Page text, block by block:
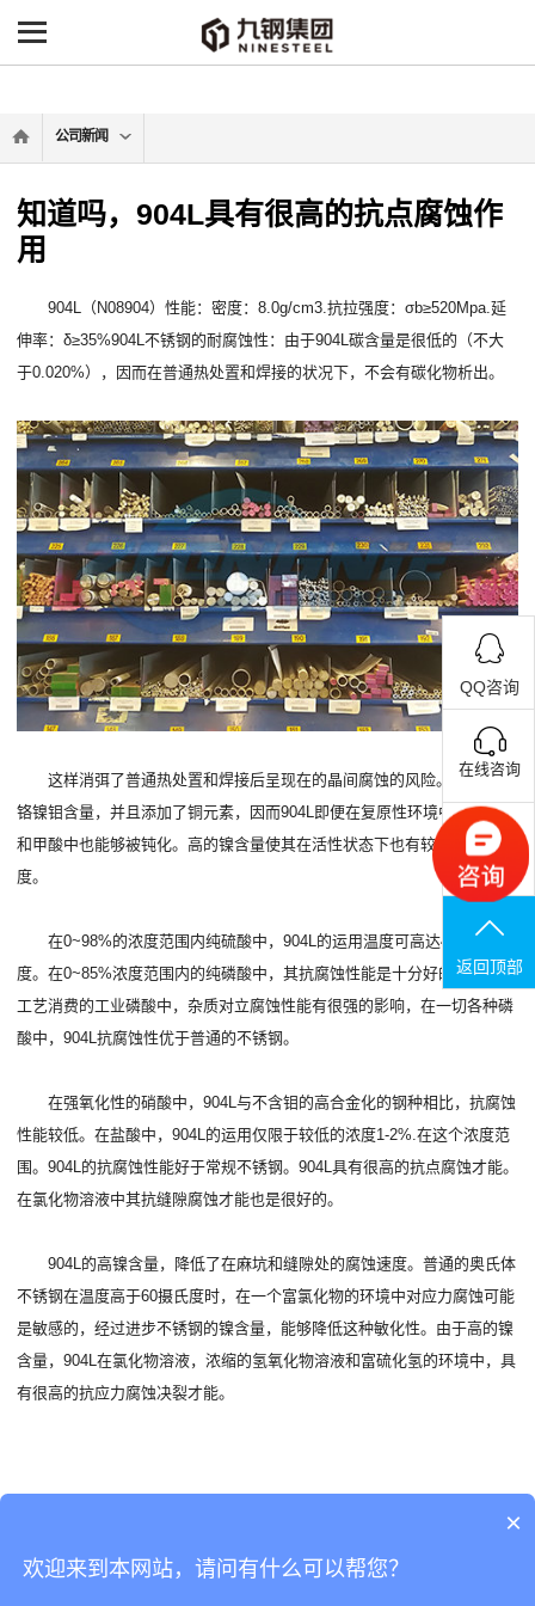
-->
公司新闻
知道吗，904L具有很高的抗点腐蚀作
用
904L（N08904）性能：密度：8.0g/cm3.抗拉强度：σb≥520Mpa.延
伸率：δ≥35%904L不锈钢的耐腐蚀性：由于904L碳含量是很低的（不大
于0.020%），因而在普通热处置和焊接的状况下，不会有碳化物析出。
这样消弭了普通热处置和焊接后呈现在的晶间腐蚀的风险。由于高的
铬镍钼含量，并且添加了铜元素，因而904L即便在复原性环境中，如硫酸
和甲酸中也能够被钝化。高的镍含量使其在活性状态下也有较低的腐蚀速
度。
在0~98%的浓度范围内纯硫酸中，904L的运用温度可高达40摄氏
度。在0~85%浓度范围内的纯磷酸中，其抗腐蚀性能是十分好的。在湿法
工艺消费的工业磷酸中，杂质对立腐蚀性能有很强的影响，在一切各种磷
酸中，904L抗腐蚀性优于普通的不锈钢。
在强氧化性的硝酸中，904L与不含钼的高合金化的钢种相比，抗腐蚀
性能较低。在盐酸中，904L的运用仅限于较低的浓度1-2%.在这个浓度范
围。904L的抗腐蚀性能好于常规不锈钢。904L具有很高的抗点腐蚀才能。
在氯化物溶液中其抗缝隙腐蚀才能也是很好的。
904L的高镍含量，降低了在麻坑和缝隙处的腐蚀速度。普通的奥氏体
不锈钢在温度高于60摄氏度时，在一个富氯化物的环境中对应力腐蚀可能
是敏感的，经过进步不锈钢的镍含量，能够降低这种敏化性。由于高的镍
含量，904L在氯化物溶液，浓缩的氢氧化物溶液和富硫化氢的环境中，具
有很高的抗应力腐蚀决裂才能。
QQ咨询
在线咨询
联系电话
返回顶部
×
欢迎来到本网站，请问有什么可以帮您？